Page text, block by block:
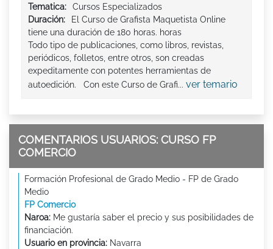
Tematica:
Cursos Especializados
Duración:
El Curso de Grafista Maquetista Online
tiene una duración de 180 horas. horas
Todo tipo de publicaciones, como libros, revistas,
periódicos, folletos, entre otros, son creadas
expeditamente con potentes herramientas de
autoedición. Con este Curso de Grafi... ver temario
COMENTARIOS USUARIOS: CURSO FP
COMERCIO
Formación Profesional de Grado Medio - FP de Grado
Medio
FP Comercio
Naroa: Me gustaría saber el precio y sus posibilidades de
financiación.
Usuario en provincia: Navarra